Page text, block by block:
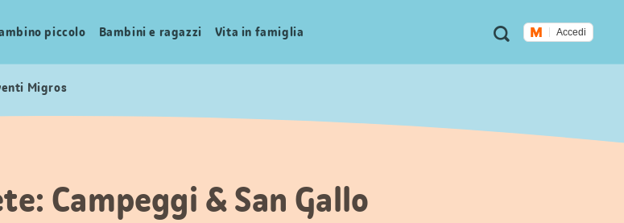
Metanavigazione
Ricerca Accedi
piccolo Bambini e ragazzi Vita in famiglia
Migros
Campeggi & San Gallo